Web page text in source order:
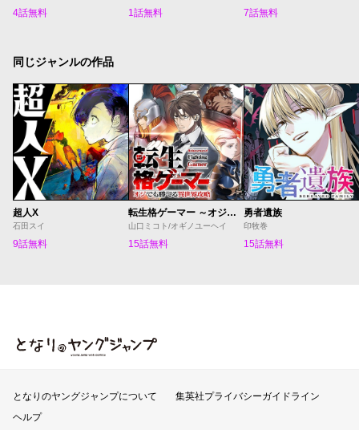
4話無料 1話無料 7話無料
同じジャンルの作品
超人X
石田スイ
9話無料
転生格ゲーマー ～オジでも勝てる異世界攻略～
山口ミコト/オギノユーヘイ
15話無料
勇者遺族
印牧巻
15話無料
となりのヤングジャンプ
となりのヤングジャンプについて
集英社プライバシーガイドライン
ヘルプ